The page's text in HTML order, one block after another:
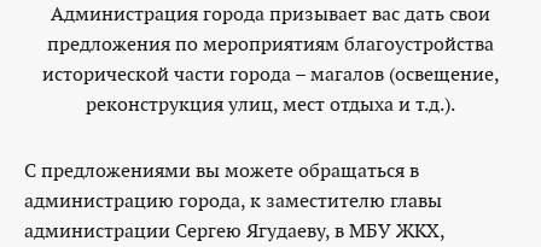
Администрация города призывает вас дать свои
предложения по мероприятиям благоустройства
исторической части города – магалов (освещение,
реконструкция улиц, мест отдыха и т.д.).
С предложениями вы можете обращаться в
администрацию города, к заместителю главы
администрации Сергею Ягудаеву, в МБУ ЖКХ,